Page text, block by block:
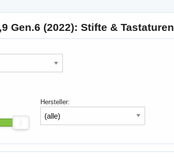
Gen.6 (2022): Stifte & Tastaturen
Hersteller: